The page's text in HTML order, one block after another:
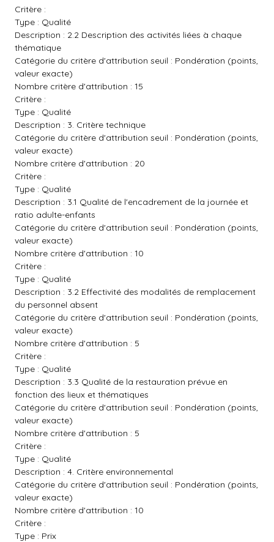
Critère :
Type : Qualité
Description : 2.2 Description des activités liées à chaque
thématique
Catégorie du critère d'attribution seuil : Pondération (points,
valeur exacte)
Nombre critère d'attribution : 15
Critère :
Type : Qualité
Description : 3. Critère technique
Catégorie du critère d'attribution seuil : Pondération (points,
valeur exacte)
Nombre critère d'attribution : 20
Critère :
Type : Qualité
Description : 3.1 Qualité de l'encadrement de la journée et
ratio adulte-enfants
Catégorie du critère d'attribution seuil : Pondération (points,
valeur exacte)
Nombre critère d'attribution : 10
Critère :
Type : Qualité
Description : 3.2 Effectivité des modalités de remplacement
du personnel absent
Catégorie du critère d'attribution seuil : Pondération (points,
valeur exacte)
Nombre critère d'attribution : 5
Critère :
Type : Qualité
Description : 3.3 Qualité de la restauration prévue en
fonction des lieux et thématiques
Catégorie du critère d'attribution seuil : Pondération (points,
valeur exacte)
Nombre critère d'attribution : 5
Critère :
Type : Qualité
Description : 4. Critère environnemental
Catégorie du critère d'attribution seuil : Pondération (points,
valeur exacte)
Nombre critère d'attribution : 10
Critère :
Type : Prix